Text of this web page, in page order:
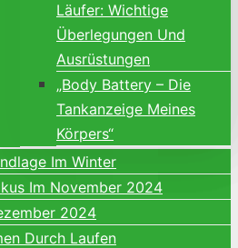
Läufer: Wichtige
Überlegungen Und
Ausrüstungen
„Body Battery – Die
Tankanzeige Meines
Körpers“
Im Winter
Im November 2024
2024
Durch Laufen